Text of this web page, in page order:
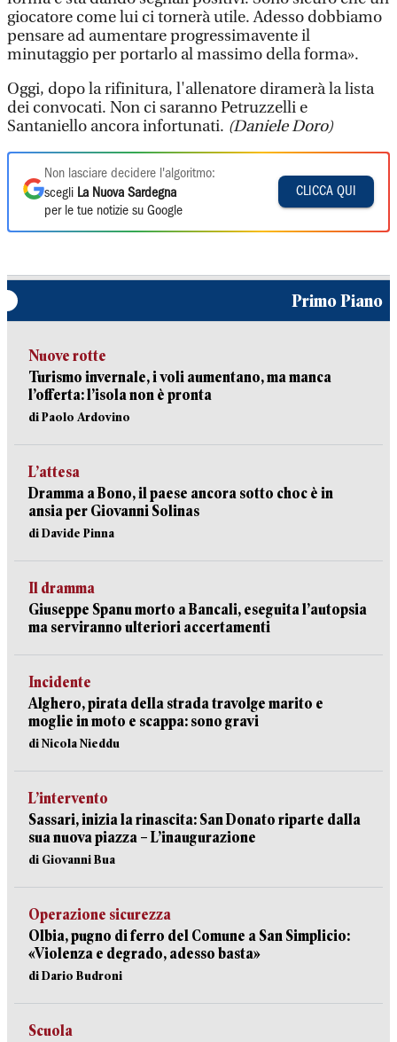
giocatore come lui ci tornerà utile. Adesso dobbiamo
pensare ad aumentare progressimavente il
minutaggio per portarlo al massimo della forma».
Oggi, dopo la rifinitura, l'allenatore diramerà la lista
dei convocati. Non ci saranno Petruzzelli e
Santaniello ancora infortunati. (Daniele Doro)
Non lasciare decidere l'algoritmo:
scegli La Nuova Sardegna
per le tue notizie su Google
CLICCA QUI
Primo Piano
Nuove rotte
Turismo invernale, i voli aumentano, ma manca
l’offerta: l’isola non è pronta
di Paolo Ardovino
L’attesa
Dramma a Bono, il paese ancora sotto choc è in
ansia per Giovanni Solinas
di Davide Pinna
Il dramma
Giuseppe Spanu morto a Bancali, eseguita l’autopsia
ma serviranno ulteriori accertamenti
Incidente
Alghero, pirata della strada travolge marito e
moglie in moto e scappa: sono gravi
di Nicola Nieddu
L’intervento
Sassari, inizia la rinascita: San Donato riparte dalla
sua nuova piazza – L’inaugurazione
di Giovanni Bua
Operazione sicurezza
Olbia, pugno di ferro del Comune a San Simplicio:
«Violenza e degrado, adesso basta»
di Dario Budroni
Scuola